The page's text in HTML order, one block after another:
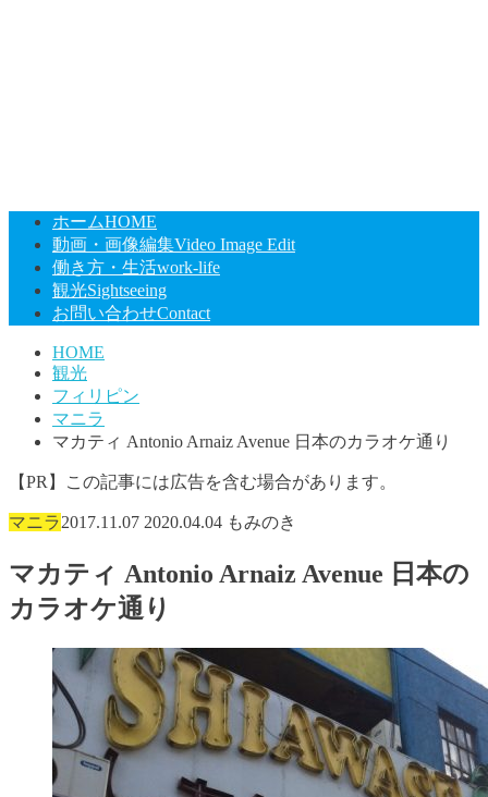
ホームHOME
動画・画像編集Video Image Edit
働き方・生活work-life
観光Sightseeing
お問い合わせContact
HOME
観光
フィリピン
マニラ
マカティ Antonio Arnaiz Avenue 日本のカラオケ通り
【PR】この記事には広告を含む場合があります。
マニラ2017.11.07 2020.04.04 もみのき
マカティ Antonio Arnaiz Avenue 日本の
カラオケ通り